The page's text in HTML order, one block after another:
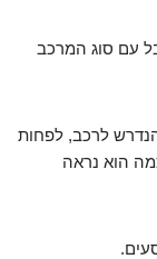
עם סוג המרכב
לרכב, לפחות
הוא נראה